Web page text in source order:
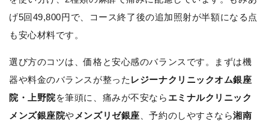
げ5回49,800円で、コース終了後の追加照射が半額になる点
も安心材料です。
選び方のコツは、価格と安心感のバランスです。まずは機
器や料金のバランスが整った レジーナクリニックオム銀座
院・上野院を筆頭に、痛みが不安なら エミナルクリニック
メンズ銀座院や メンズリゼ銀座 、予約のしやすさなら湘南